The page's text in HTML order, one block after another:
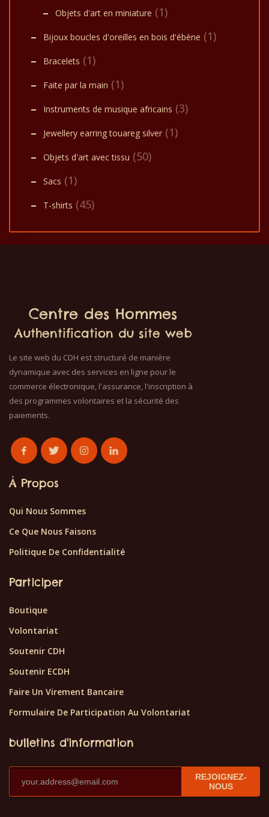
Objets d'art en miniature (1)
Bijoux boucles d'oreilles en bois d'ébène (1)
Bracelets (1)
Faite par la main (1)
Instruments de musique africains (3)
Jewellery earring touareg silver (1)
Objets d'art avec tissu (50)
Sacs (1)
T-shirts (45)
Centre des Hommes
Authentification du site web
Le site web du CDH est structuré de manière
dynamique avec des services en ligne pour le
commerce électronique, l'assurance, l'inscription à
des programmes volontaires et la sécurité des
paiements.
À Propos
Qui Nous Sommes
Ce Que Nous Faisons
Politique De Confidentialité
Participer
Boutique
Volontariat
Soutenir CDH
Soutenir ECDH
Faire Un Virement Bancaire
Formulaire De Participation Au Volontariat
bulletins d'information
REJOIGNEZ-
NOUS